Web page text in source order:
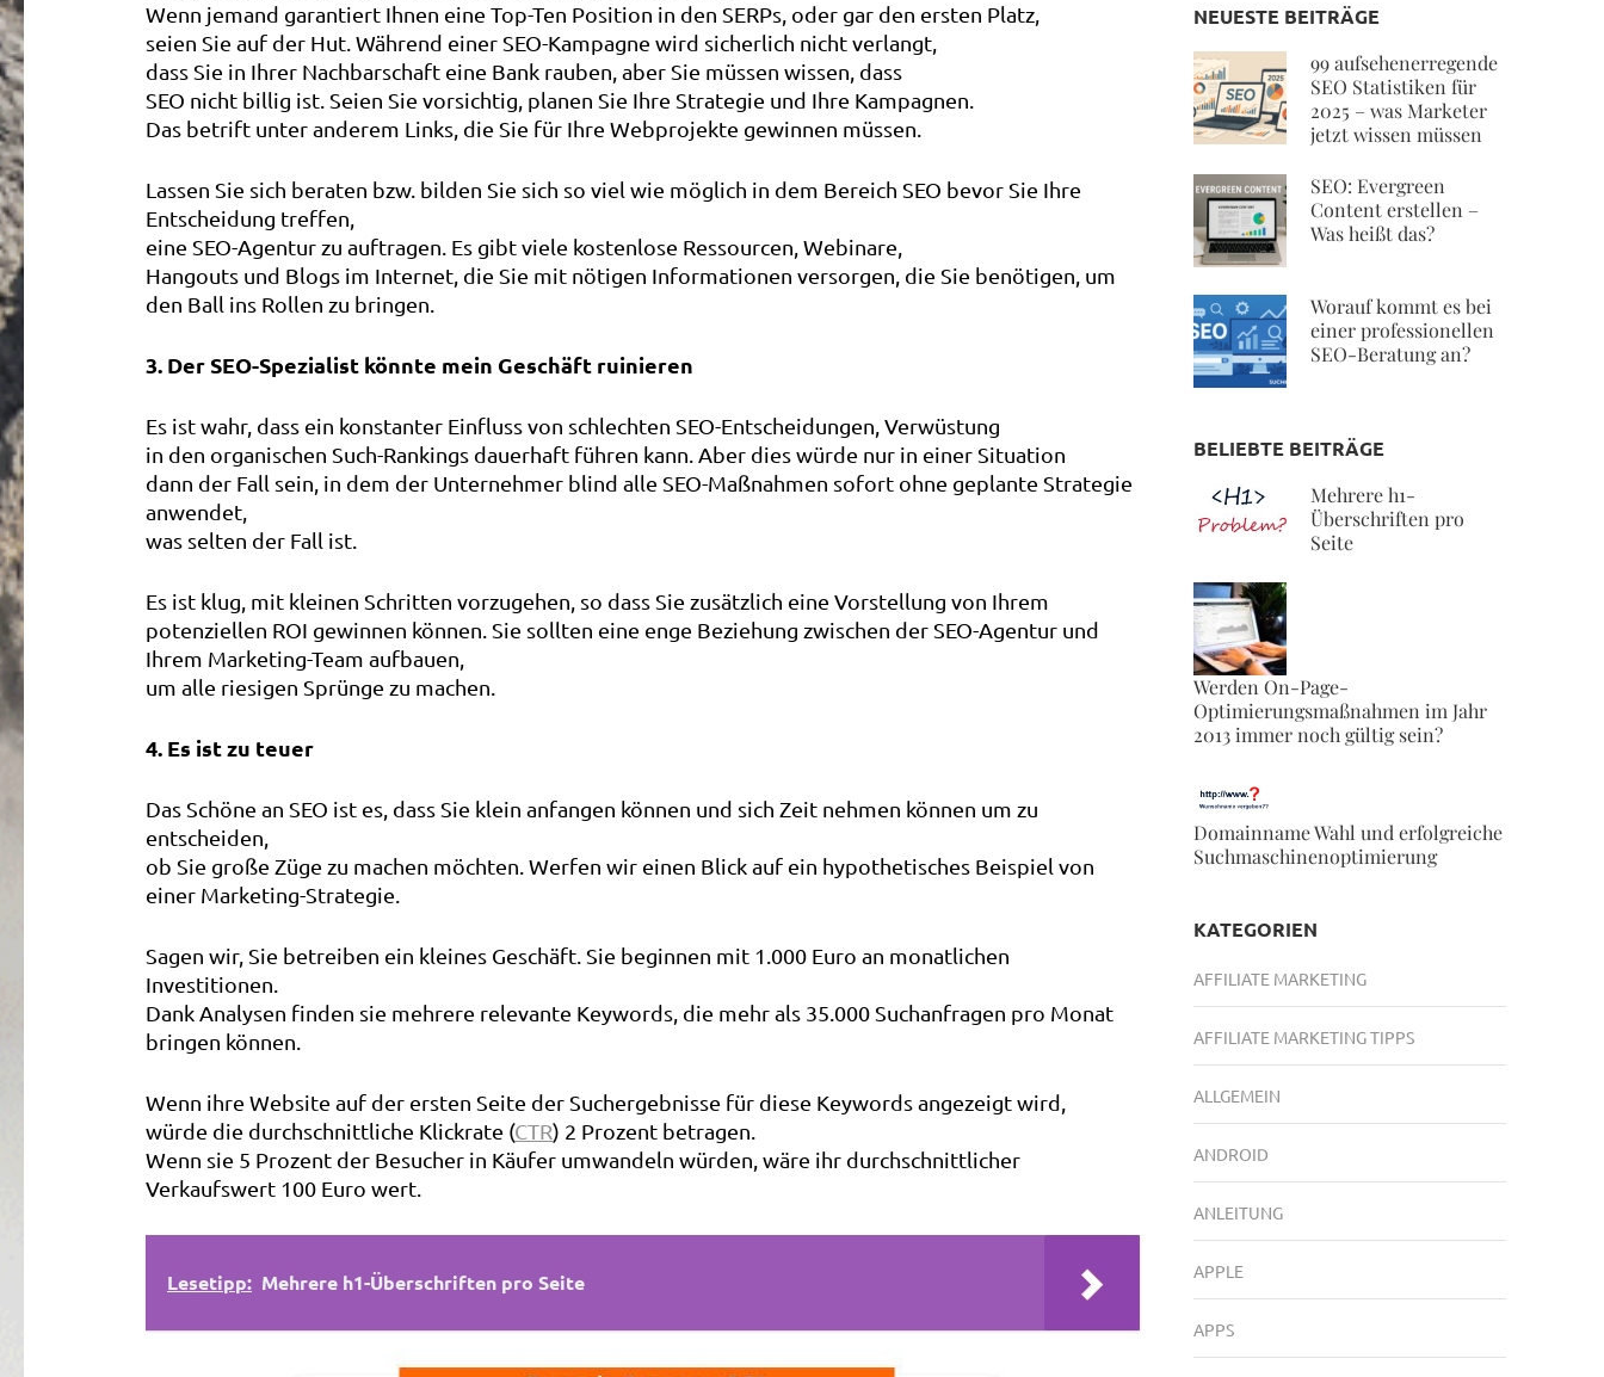
Wenn jemand garantiert Ihnen eine Top-Ten Position in den SERPs, oder gar den ersten Platz,
seien Sie auf der Hut. Während einer SEO-Kampagne wird sicherlich nicht verlangt,
dass Sie in Ihrer Nachbarschaft eine Bank rauben, aber Sie müssen wissen, dass
SEO nicht billig ist. Seien Sie vorsichtig, planen Sie Ihre Strategie und Ihre Kampagnen.
Das betrift unter anderem Links, die Sie für Ihre Webprojekte gewinnen müssen.
Lassen Sie sich beraten bzw. bilden Sie sich so viel wie möglich in dem Bereich SEO bevor Sie Ihre
Entscheidung treffen,
eine SEO-Agentur zu auftragen. Es gibt viele kostenlose Ressourcen, Webinare,
Hangouts und Blogs im Internet, die Sie mit nötigen Informationen versorgen, die Sie benötigen, um
den Ball ins Rollen zu bringen.
3. Der SEO-Spezialist könnte mein Geschäft ruinieren
Es ist wahr, dass ein konstanter Einfluss von schlechten SEO-Entscheidungen, Verwüstung
in den organischen Such-Rankings dauerhaft führen kann. Aber dies würde nur in einer Situation
dann der Fall sein, in dem der Unternehmer blind alle SEO-Maßnahmen sofort ohne geplante Strategie
anwendet,
was selten der Fall ist.
Es ist klug, mit kleinen Schritten vorzugehen, so dass Sie zusätzlich eine Vorstellung von Ihrem
potenziellen ROI gewinnen können. Sie sollten eine enge Beziehung zwischen der SEO-Agentur und
Ihrem Marketing-Team aufbauen,
um alle riesigen Sprünge zu machen.
4. Es ist zu teuer
Das Schöne an SEO ist es, dass Sie klein anfangen können und sich Zeit nehmen können um zu
entscheiden,
ob Sie große Züge zu machen möchten. Werfen wir einen Blick auf ein hypothetisches Beispiel von
einer Marketing-Strategie.
Sagen wir, Sie betreiben ein kleines Geschäft. Sie beginnen mit 1.000 Euro an monatlichen
Investitionen.
Dank Analysen finden sie mehrere relevante Keywords, die mehr als 35.000 Suchanfragen pro Monat
bringen können.
Wenn ihre Website auf der ersten Seite der Suchergebnisse für diese Keywords angezeigt wird,
würde die durchschnittliche Klickrate (CTR) 2 Prozent betragen.
Wenn sie 5 Prozent der Besucher in Käufer umwandeln würden, wäre ihr durchschnittlicher
Verkaufswert 100 Euro wert.
Lesetipp: Mehrere h1-Überschriften pro Seite
NEUESTE BEITRÄGE
99 aufsehenerregende
SEO Statistiken für
2025 – was Marketer
jetzt wissen müssen
SEO: Evergreen
Content erstellen –
Was heißt das?
Worauf kommt es bei
einer professionellen
SEO-Beratung an?
BELIEBTE BEITRÄGE
Mehrere h1-
Überschriften pro
Seite
Werden On-Page-
Optimierungsmaßnahmen im Jahr
2013 immer noch gültig sein?
Domainname Wahl und erfolgreiche
Suchmaschinenoptimierung
KATEGORIEN
AFFILIATE MARKETING
AFFILIATE MARKETING TIPPS
ALLGEMEIN
ANDROID
ANLEITUNG
APPLE
APPS